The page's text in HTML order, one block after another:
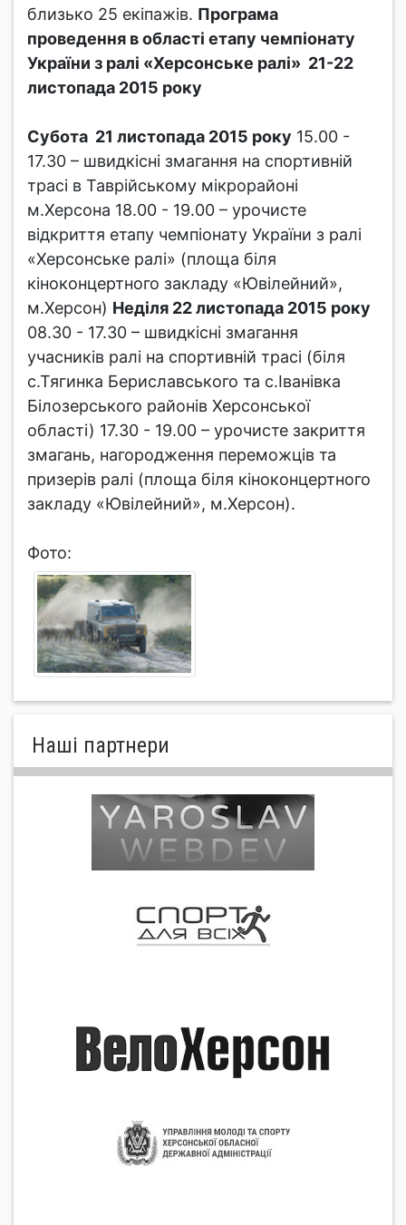
близько 25 екіпажів. Програма
проведення в області етапу чемпіонату
України з ралі «Херсонське ралі» 21-22
листопада 2015 року
Субота 21 листопада 2015 року 15.00 -
17.30 – швидкісні змагання на спортивній
трасі в Таврійському мікрорайоні
м.Херсона 18.00 - 19.00 – урочисте
відкриття етапу чемпіонату України з ралі
«Херсонське ралі» (площа біля
кіноконцертного закладу «Ювілейний»,
м.Херсон) Неділя 22 листопада 2015 року
08.30 - 17.30 – швидкісні змагання
учасників ралі на спортивній трасі (біля
с.Тягинка Бериславського та с.Іванівка
Білозерського районів Херсонської
області) 17.30 - 19.00 – урочисте закриття
змагань, нагородження переможців та
призерів ралі (площа біля кіноконцертного
закладу «Ювілейний», м.Херсон).
Фото:
Нашi партнери